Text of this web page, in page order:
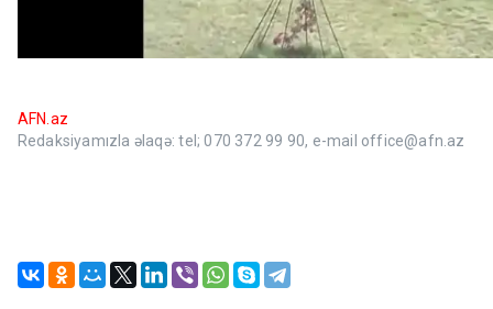
AFN.az
Redaksiyamızla əlaqə: tel; 070 372 99 90, e-mail office@afn.az